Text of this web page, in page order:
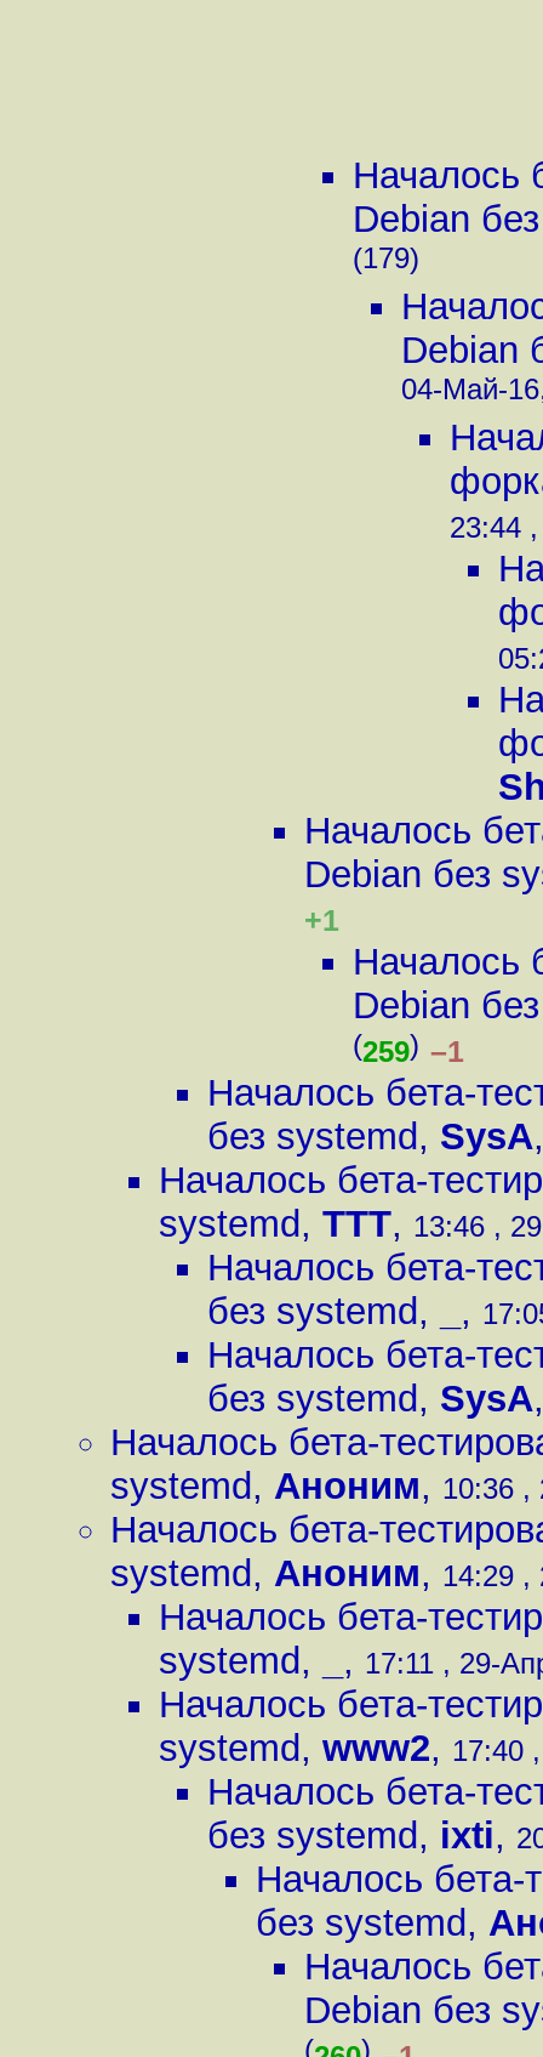
Началось
Debian
(179)
Debian
04-Май-
23:44
Началось
Debian без
+1
Началось
Debian
(259) –1
Началось бета-
без systemd, SysA
Началось бета-
systemd, ТТТ, 13:46 ,
Началось бета-
без systemd, ,
Началось бета-
без systemd, SysA
Началось бета-
systemd, Аноним, 10:36 ,
Началось бета-
systemd, Аноним, 14:29 ,
Началось бета-
systemd, , 17:11 , 29-
Началось бета-
systemd, www2, 17:40
Началось бета-
без systemd, ixti,
Началось бета-
без systemd,
Началось
Debian без